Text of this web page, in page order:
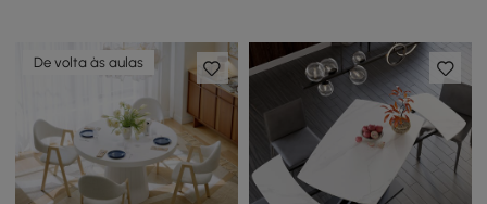
De volta às aulas